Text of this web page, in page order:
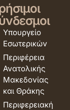
Υπουργείο
Εσωτερικών
Περιφέρεια
Ανατολικής
Μακεδονίας
και Θράκης
Περιφερειακή